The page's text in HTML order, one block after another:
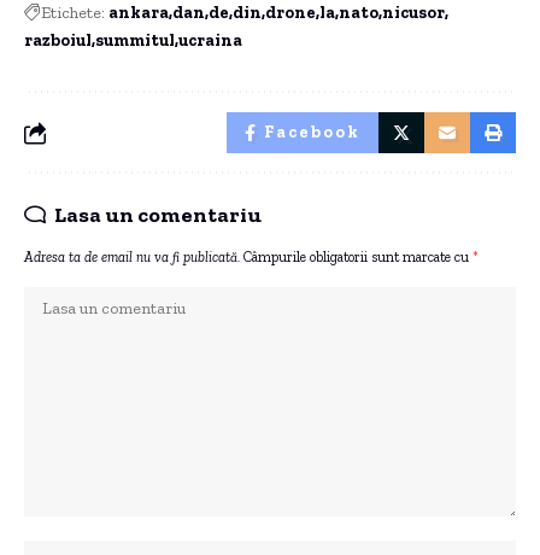
Etichete: ankara dan de din drone la nato nicusor
razboiul summitul ucraina
Facebook
Lasa un comentariu
Adresa ta de email nu va fi publicată. Câmpurile obligatorii sunt marcate cu *